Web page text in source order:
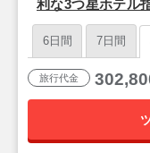
利な3つ星ホテル
8日間
6日間 7日間
旅行代金